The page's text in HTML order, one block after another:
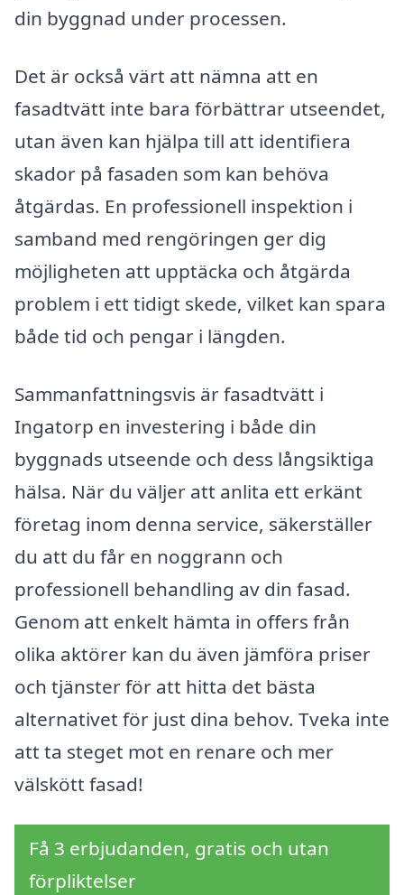
din byggnad under processen.
Det är också värt att nämna att en
fasadtvätt inte bara förbättrar utseendet,
utan även kan hjälpa till att identifiera
skador på fasaden som kan behöva
åtgärdas. En professionell inspektion i
samband med rengöringen ger dig
möjligheten att upptäcka och åtgärda
problem i ett tidigt skede, vilket kan spara
både tid och pengar i längden.
Sammanfattningsvis är fasadtvätt i
Ingatorp en investering i både din
byggnads utseende och dess långsiktiga
hälsa. När du väljer att anlita ett erkänt
företag inom denna service, säkerställer
du att du får en noggrann och
professionell behandling av din fasad.
Genom att enkelt hämta in offers från
olika aktörer kan du även jämföra priser
och tjänster för att hitta det bästa
alternativet för just dina behov. Tveka inte
att ta steget mot en renare och mer
välskött fasad!
Få 3 erbjudanden, gratis och utan
förpliktelser